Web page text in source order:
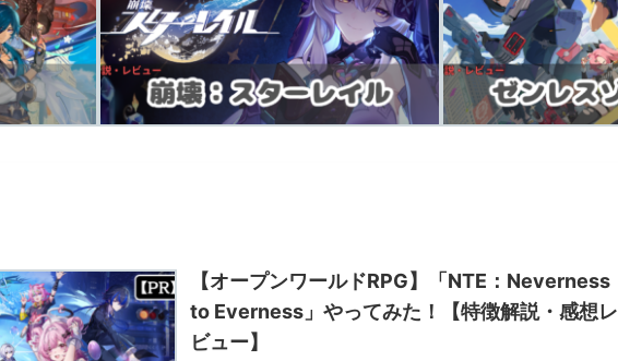
【オープンワールドRPG】「NTE：Neverness
to Everness」やってみた！【特徴解説・感想レ
ビュー】